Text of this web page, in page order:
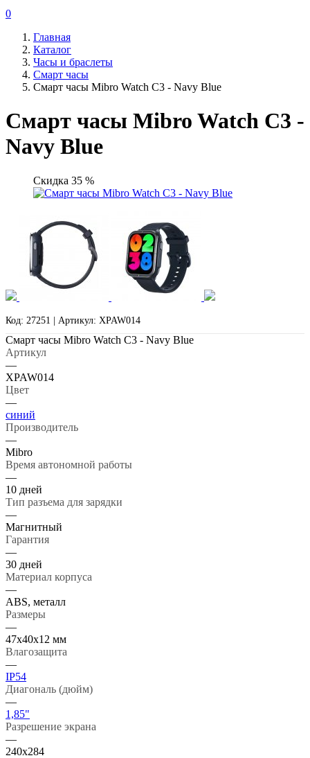
0
Главная
Каталог
Часы и браслеты
Смарт часы
Смарт часы Mibro Watch C3 - Navy Blue
Смарт часы Mibro Watch C3 -
Navy Blue
Скидка 35 %
Код: 27251 | Артикул: XPAW014
Смарт часы Mibro Watch C3 - Navy Blue
Артикул
—
XPAW014
Цвет
—
синий
Производитель
—
Mibro
Время автономной работы
—
10 дней
Тип разъема для зарядки
—
Магнитный
Гарантия
—
30 дней
Материал корпуса
—
ABS, металл
Размеры
—
47х40х12 мм
Влагозащита
—
IP54
Диагональ (дюйм)
—
1,85"
Разрешение экрана
—
240x284